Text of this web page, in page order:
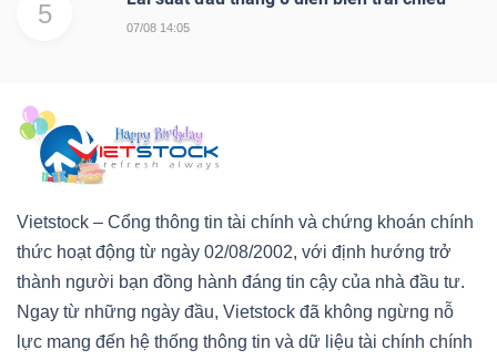
5 07/08 14:05
Vietstock – Cổng thông tin tài chính và chứng khoán chính
thức hoạt động từ ngày 02/08/2002, với định hướng trở
thành người bạn đồng hành đáng tin cậy của nhà đầu tư.
Ngay từ những ngày đầu, Vietstock đã không ngừng nỗ
lực mang đến hệ thống thông tin và dữ liệu tài chính chính
NGUYÊN
CÔNG
NGHIỆP